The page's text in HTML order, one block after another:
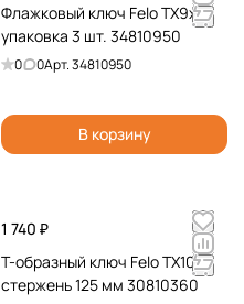
Флажковый ключ Felo TX9x37,
упаковка 3 шт. 34810950
0 0Арт.34810950
В корзину
1 740 ₽
Т-образный ключ Felo TX10,
стержень 125 мм 30810360